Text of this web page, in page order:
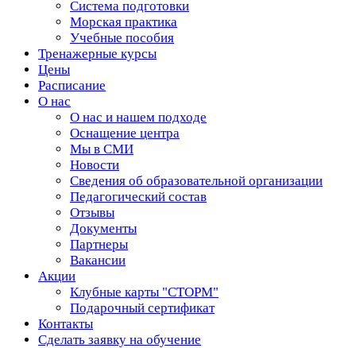
Cистема подготовки
Морская практика
Учебные пособия
Тренажерные курсы
Цены
Расписание
О нас
О нас и нашем подходе
Оснащение центра
Мы в СМИ
Новости
Сведения об образовательной организации
Педагогический состав
Отзывы
Документы
Партнеры
Вакансии
Акции
Клубные карты "СТОРМ"
Подарочный сертификат
Контакты
Сделать заявку на обучение